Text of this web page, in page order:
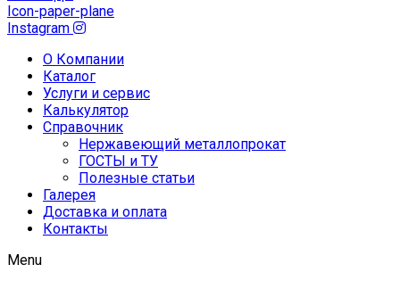
Icon-paper-plane
Instagram
О Компании
Каталог
Услуги и сервис
Калькулятор
Справочник
Нержавеющий металлопрокат
ГОСТЫ и ТУ
Полезные статьи
Галерея
Доставка и оплата
Контакты
Menu